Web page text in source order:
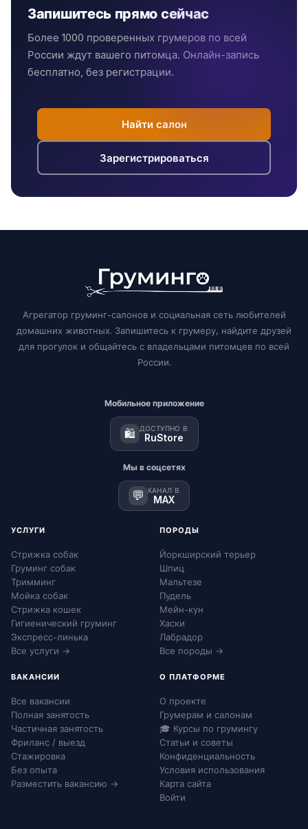
Запишитесь прямо сейчас
Более 1000 проверенных грумеров по всей
России ждут вашего питомца. Онлайн-запись
бесплатно, без регистрации.
Найти салон
Зарегистрироваться
Агрегатор груминг-салонов и социальная сеть любителей
домашних животных. Запишитесь к грумеру, найдите друзей
для прогулок и общайтесь с владельцами питомцев по всей
России.
Мобильное приложение
🛍️ ДОСТУПНО В
RuStore
Мы в соцсетях
💬 КАНАЛ В
MAX
УСЛУГИ
Стрижка собак
Груминг собак
Тримминг
Мойка собак
Стрижка кошек
Гигиенический груминг
Экспресс-линька
Все услуги →
ПОРОДЫ
Йоркширский терьер
Шпиц
Мальтезе
Пудель
Мейн-кун
Хаски
Лабрадор
Все породы →
ВАКАНСИИ
Все вакансии
Полная занятость
Частичная занятость
Фриланс / выезд
Стажировка
Без опыта
Разместить вакансию →
О ПЛАТФОРМЕ
О проекте
Грумерам и салонам
🎓 Курсы по грумингу
Статьи и советы
Конфиденциальность
Условия использования
Карта сайта
Войти